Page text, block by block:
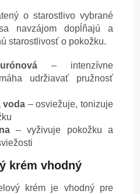
o starostlivo vybrané
navzájom dopĺňajú a
starostlivosť o pokožku.
– intenzívne
udržiavať pružnosť
voda – osviežuje, tonizuje
– vyživuje pokožku a
krém vhodný
krém je vhodný pre